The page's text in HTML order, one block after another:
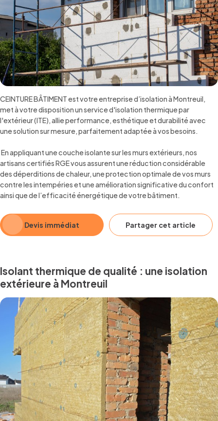
CEINTURE BÂTIMENT est votre entreprise d’isolation à Montreuil,
met à votre disposition un service d'isolation thermique par
l'extérieur (ITE), allie performance, esthétique et durabilité avec
une solution sur mesure, parfaitement adaptée à vos besoins.
En appliquant une couche isolante sur les murs extérieurs, nos
artisans certifiés RGE vous assurent une réduction considérable
des déperditions de chaleur, une protection optimale de vos murs
contre les intempéries et une amélioration significative du confort
ainsi que de l’efficacité énergétique de votre bâtiment.
Devis immédiat Partager cet article
Isolant thermique de qualité : une isolation
extérieure à Montreuil